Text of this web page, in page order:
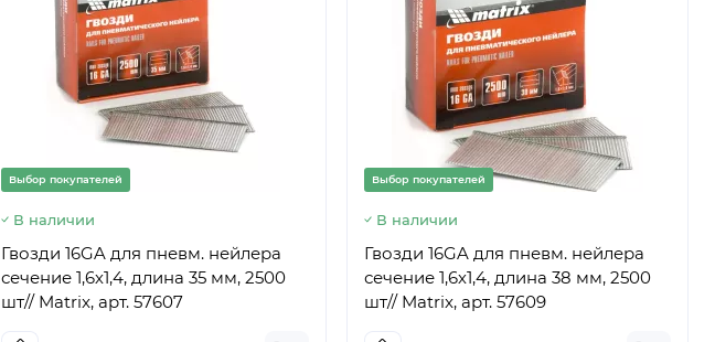
Выбор покупателей
В наличии
Гвозди 16GA для пневм. нейлера
сечение 1,6х1,4, длина 35 мм, 2500
шт// Matrix, арт. 57607
Выбор покупателей
В наличии
Гвозди 16GA для пневм. нейлера
сечение 1,6х1,4, длина 38 мм, 2500
шт// Matrix, арт. 57609